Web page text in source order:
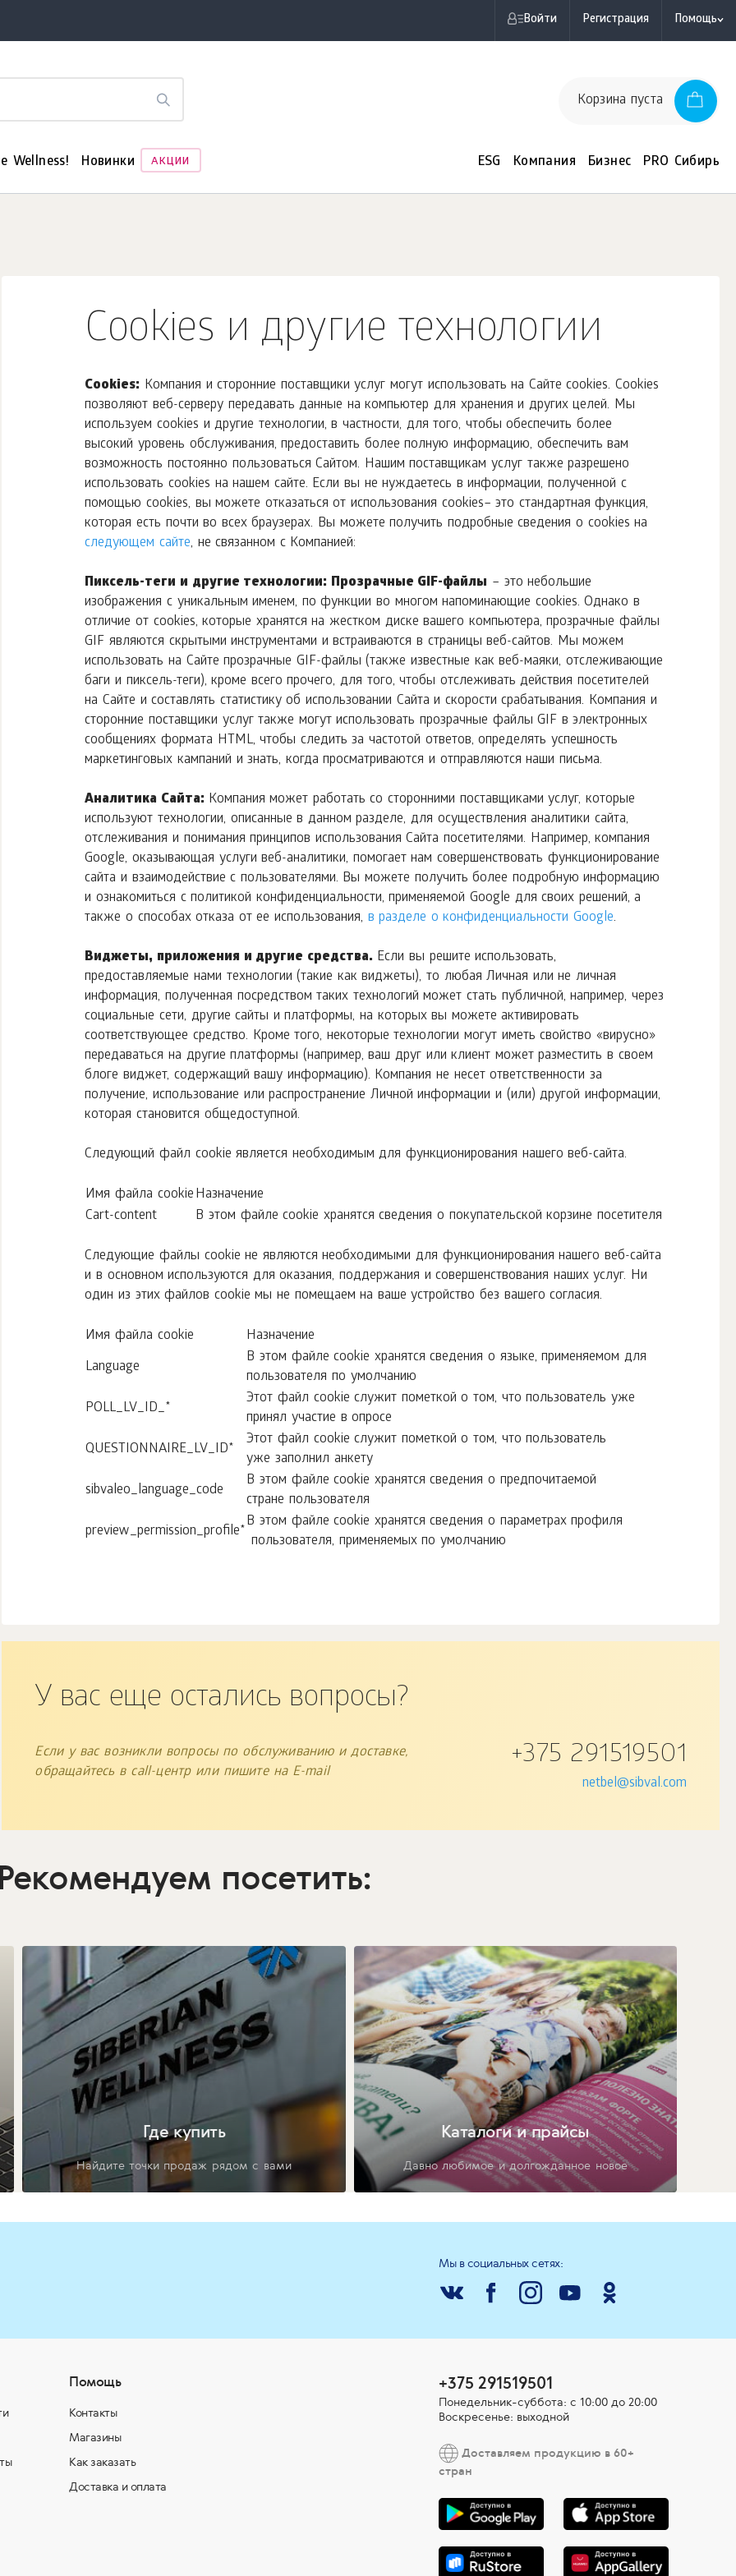
Войти Регистрация Помощь
Корзина пуста
Wellness! Новинки АКЦИИ ESG Компания Бизнес PRO Сибирь
Cookies и другие технологии
Cookies: Компания и сторонние поставщики услуг могут использовать на Сайте cookies. Cookies
позволяют веб-серверу передавать данные на компьютер для хранения и других целей. Мы
используем cookies и другие технологии, в частности, для того, чтобы обеспечить более
высокий уровень обслуживания, предоставить более полную информацию, обеспечить вам
возможность постоянно пользоваться Сайтом. Нашим поставщикам услуг также разрешено
использовать cookies на нашем сайте. Если вы не нуждаетесь в информации, полученной с
помощью cookies, вы можете отказаться от использования cookies– это стандартная функция,
которая есть почти во всех браузерах. Вы можете получить подробные сведения о cookies на
следующем сайте, не связанном с Компанией:
Пиксель-теги и другие технологии: Прозрачные GIF-файлы – это небольшие
изображения с уникальным именем, по функции во многом напоминающие cookies. Однако в
отличие от cookies, которые хранятся на жестком диске вашего компьютера, прозрачные файлы
GIF являются скрытыми инструментами и встраиваются в страницы веб-сайтов. Мы можем
использовать на Сайте прозрачные GIF-файлы (также известные как веб-маяки, отслеживающие
баги и пиксель-теги), кроме всего прочего, для того, чтобы отслеживать действия посетителей
на Сайте и составлять статистику об использовании Сайта и скорости срабатывания. Компания и
сторонние поставщики услуг также могут использовать прозрачные файлы GIF в электронных
сообщениях формата HTML, чтобы следить за частотой ответов, определять успешность
маркетинговых кампаний и знать, когда просматриваются и отправляются наши письма.
Аналитика Сайта: Компания может работать со сторонними поставщиками услуг, которые
используют технологии, описанные в данном разделе, для осуществления аналитики сайта,
отслеживания и понимания принципов использования Сайта посетителями. Например, компания
Google, оказывающая услуги веб-аналитики, помогает нам совершенствовать функционирование
сайта и взаимодействие с пользователями. Вы можете получить более подробную информацию
и ознакомиться с политикой конфиденциальности, применяемой Google для своих решений, а
также о способах отказа от ее использования, в разделе о конфиденциальности Google.
Виджеты, приложения и другие средства. Если вы решите использовать,
предоставляемые нами технологии (такие как виджеты), то любая Личная или не личная
информация, полученная посредством таких технологий может стать публичной, например, через
социальные сети, другие сайты и платформы, на которых вы можете активировать
соответствующее средство. Кроме того, некоторые технологии могут иметь свойство «вирусно»
передаваться на другие платформы (например, ваш друг или клиент может разместить в своем
блоге виджет, содержащий вашу информацию). Компания не несет ответственности за
получение, использование или распространение Личной информации и (или) другой информации,
которая становится общедоступной.
Следующий файл cookie является необходимым для функционирования нашего веб-сайта.
Имя файла cookie Назначение
Cart-content
В этом файле cookie хранятся сведения о покупательской корзине посетителя
Следующие файлы cookie не являются необходимыми для функционирования нашего веб-сайта
и в основном используются для оказания, поддержания и совершенствования наших услуг. Ни
один из этих файлов cookie мы не помещаем на ваше устройство без вашего согласия.
Имя файла cookie
Назначение
Language
В этом файле cookie хранятся сведения о языке, применяемом для
пользователя по умолчанию
POLL_LV_ID_*
Этот файл cookie служит пометкой о том, что пользователь уже
принял участие в опросе
QUESTIONNAIRE_LV_ID*
Этот файл cookie служит пометкой о том, что пользователь
уже заполнил анкету
sibvaleo_language_code
В этом файле cookie хранятся сведения о предпочитаемой
стране пользователя
preview_permission_profile*
В этом файле cookie хранятся сведения о параметрах профиля
пользователя, применяемых по умолчанию
У вас еще остались вопросы?
Если у вас возникли вопросы по обслуживанию и доставке,
обращайтесь в call-центр или пишите на E-mail
+375 291519501
netbel@sibval.com
Рекомендуем посетить:
Где купить
Найдите точки продаж рядом с вами
Каталоги и прайсы
Давно любимое и долгожданное новое
Мы в социальных сетях:
Помощь
Контакты
Магазины
Как заказать
Доставка и оплата
+375 291519501
Понедельник-суббота: с 10:00 до 20:00
Воскресенье: выходной
Доставляем продукцию в 60+
стран